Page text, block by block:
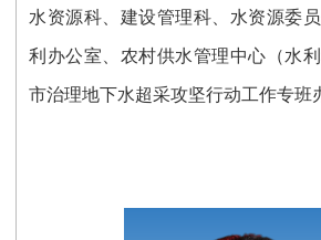
水资源科、建设管理科、水资源委
利办公室、农村供水管理中心（水
市治理地下水超采攻坚行动工作专班